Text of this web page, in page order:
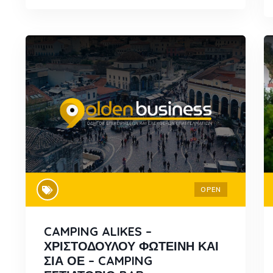
OPEN
CAMPING ALIKES –
ΧΡΙΣΤΟΔΟΥΛΟΥ ΦΩΤΕΙΝΗ ΚΑΙ
ΣΙΑ ΟΕ – CAMPING